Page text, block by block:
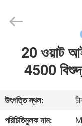
ভিডিও
Lighting
Co.,Ltd..
20 ওয়াট
4500
উৎপত্তি স্থল:
পরিচিতিমুলক নাম: